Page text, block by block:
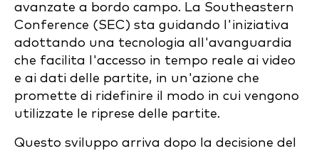
avanzate a bordo campo. La Southeastern
Conference (SEC) sta guidando l'iniziativa
adottando una tecnologia all'avanguardia
che facilita l'accesso in tempo reale ai video
e ai dati delle partite, in un'azione che
promette di ridefinire il modo in cui vengono
utilizzate le riprese delle partite.
Questo sviluppo arriva dopo la decisione del